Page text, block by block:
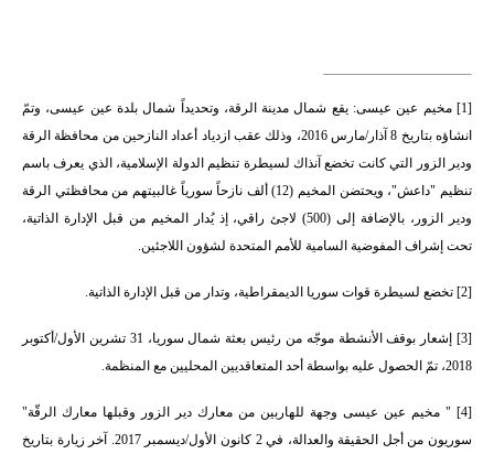
[1] مخيم عين عيسى: يقع شمال مدينة الرقة، وتحديداً شمال بلدة عين عيسى، وتمّ
انشاؤه بتاريخ 8 آذار/مارس 2016، وذلك عقب ازدياد أعداد النازحين من محافظة الرقة
ودير الزور التي كانت تخضع آنذاك لسيطرة تنظيم الدولة الإسلامية، الذي يعرف باسم
تنظيم "داعش"، ويحتضن المخيم (12) ألف نازحاً سورياً غالبيتهم من محافظتي الرقة
ودير الزور، بالإضافة إلى (500) لاجئ راقي، إذ يُدار المخيم من قبل الإدارة الذاتية،
تحت إشراف المفوضية السامية للأمم المتحدة لشؤون اللاجئين.
[2] تخضع لسيطرة قوات سوريا الديمقراطية، وتدار من قبل الإدارة الذاتية.
[3]
إشعار بوقف الأنشطة موجّه من رئيس بعثة شمال سوريا، 31 تشرين الأول/أكتوبر
2018، تمّ الحصول عليه بواسطة أحد المتعاقديين المحليين مع المنظمة.
[4] " مخيم عين عيسى وجهة للهاربين من معارك دير الزور وقبلها معارك الرقّة"
سوريون من أجل الحقيقة والعدالة، في 2 كانون الأول/ديسمبر 2017. آخر زيارة بتاريخ